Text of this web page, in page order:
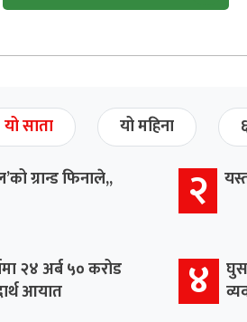
यो साता यो महिना
ग्रान्ड फिनाले,,
२
२४ अर्ब ५० करोड
आयात
४